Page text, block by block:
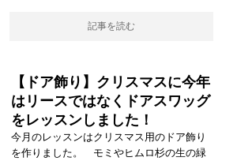
記事を読む
【ドア飾り】クリスマスに今年
はリースではなくドアスワッグ
をレッスンしました！
今月のレッスンはクリスマス用のドア飾り
を作りました。 モミやヒムロ杉の生の緑